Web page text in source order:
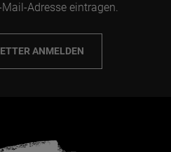
Adresse eintragen.
ANMELDEN